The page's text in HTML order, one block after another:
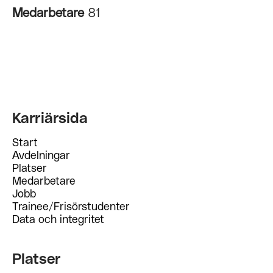
Medarbetare 81
Karriärsida
Start
Avdelningar
Platser
Medarbetare
Jobb
Trainee/Frisörstudenter
Data och integritet
Platser